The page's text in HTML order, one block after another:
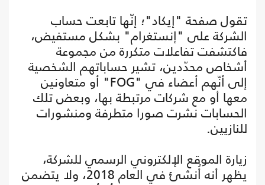
تقول صفحة "إيكاد"؛ إنّها تابعت حساب
الشركة على "إنستغرام" بشكل مستفيض،
فاكتشفت تفاعلات متكررة من مجموعة
أشخاص محدّدين، تشير حساباتهم الشخصية
إلى أنّهم أعضاء في "FOG" أو متعاونين
معها أو مع شركات مرتبطة بها، وبعض تلك
الحسابات نشرت صورا متطرفة ومنشورات
للنازيين.
زيارة الموقع الإلكتروني الرسمي للشركة،
يظهر أنه أُنشئ في العام 2018، ولا يتضمن